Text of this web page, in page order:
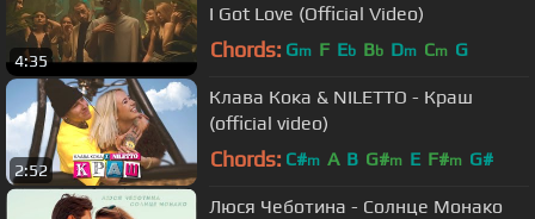
4:35
I Got Love (Official Video)
Chords: Gm F Eb Bb Dm Cm G
2:52
Клава Кока & NILETTO - Краш
(official video)
Chords: C#m A B G#m E F#m G#
Люся Чеботина - Солнце Монако